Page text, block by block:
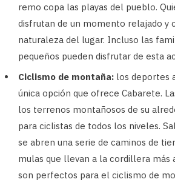
remo copa las playas del pueblo.
disfrutan de un momento relajado y
naturaleza del lugar. Incluso las
pequeños pueden disfrutar de esta
Ciclismo de montaña: los deportes
única opción que ofrece Cabarete.
los terrenos montañosos de su
para ciclistas de todos los niveles.
se abren una serie de caminos de
mulas que llevan a la cordillera más
son perfectos para el ciclismo de